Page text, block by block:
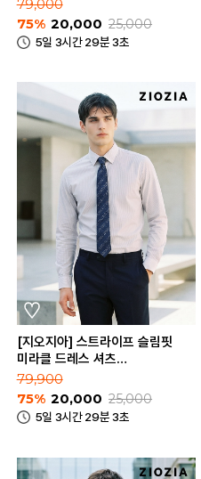
79,000
75% 20,000 25,000
5일 3시간 29분 3초
[지오지아] 스트라이프 슬림핏
미라클 드레스 셔츠
(AEE5WD1101_B)
79,900
75% 20,000 25,000
5일 3시간 29분 3초